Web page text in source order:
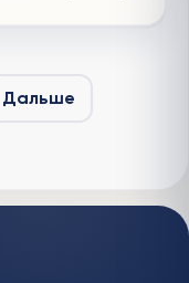
Дальше